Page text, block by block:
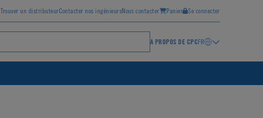
Trouver un distributeurContacter nos ingénieursNous contacter Panier Se connecter
A PROPOS DE CPCFR